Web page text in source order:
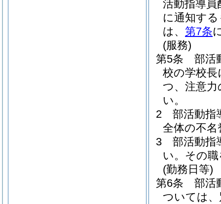
活動指導員
に通知す
は、 第7条
(服務)
第5条
部活
校の学校
つ、注意
い。
2
部活動指
全体の不
3
部活動指
い。 その
(勤務日等)
第6条
部活
ついては